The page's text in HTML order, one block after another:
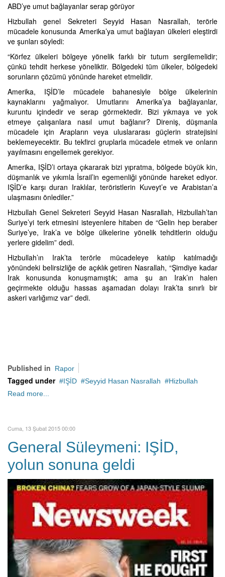
ABD’ye umut bağlayanlar serap görüyor
Hizbullah genel Sekreteri Seyyid Hasan Nasrallah, terörle
mücadele konusunda Amerika’ya umut bağlayan ülkeleri eleştirdi
ve şunları söyledi:
“Körfez ülkeleri bölgeye yönelik farklı bir tutum sergilemelidir;
çünkü tehdit herkese yöneliktir. Bölgedeki tüm ülkeler, bölgedeki
sorunların çözümü yönünde hareket etmelidir.
Amerika, IŞİD’le mücadele bahanesiyle bölge ülkelerinin
kaynaklarını yağmalıyor. Umutlarını Amerika’ya bağlayanlar,
kuruntu içindedir ve serap görmektedir. Bizi yıkmaya ve yok
etmeye çalışanlara nasıl umut bağlanır? Direniş, düşmanla
mücadele için Arapların veya uluslararası güçlerin stratejisini
beklemeyecektir. Bu tekfirci gruplarla mücadele etmek ve onların
yayılmasını engellemek gerekiyor.
Amerika, IŞİD’i ortaya çıkararak bizi yıpratma, bölgede büyük kin,
düşmanlık ve yıkımla İsrail’in egemenliği yönünde hareket ediyor.
IŞİD’e karşı duran Iraklılar, teröristlerin Kuveyt’e ve Arabistan’a
ulaşmasını önlediler.”
Hizbullah Genel Sekreteri Seyyid Hasan Nasrallah, Hizbullah’tan
Suriye’yi terk etmesini isteyenlere hitaben de “Gelin hep beraber
Suriye’ye, Irak’a ve bölge ülkelerine yönelik tehditlerin olduğu
yerlere gidelim” dedi.
Hizbullah’ın Irak’ta terörle mücadeleye katılıp katılmadığı
yönündeki belirsizliğe de açıklık getiren Nasrallah, “Şimdiye kadar
Irak konusunda konuşmamıştık; ama şu an Irak’ın halen
geçirmekte olduğu hassas aşamadan dolayı Irak’ta sınırlı bir
askeri varlığımız var” dedi.
Published in Rapor
Tagged under IŞİD Seyyid Hasan Nasrallah
Hizbullah
Read more...
Cuma, 13 Şubat 2015 00:00
General Süleymeni: IŞİD,
yolun sonuna geldi